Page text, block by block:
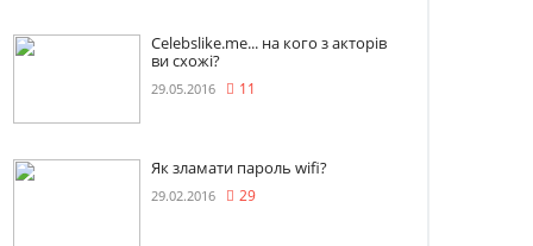
Celebslike.me... на кого з акторів
ви схожі?
29.05.2016 11
Як зламати пароль wifi?
29.02.2016 29